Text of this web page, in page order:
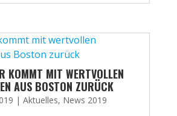
KOMMT MIT WERTVOLLEN
AUS BOSTON ZURÜCK
| Aktuelles, News 2019